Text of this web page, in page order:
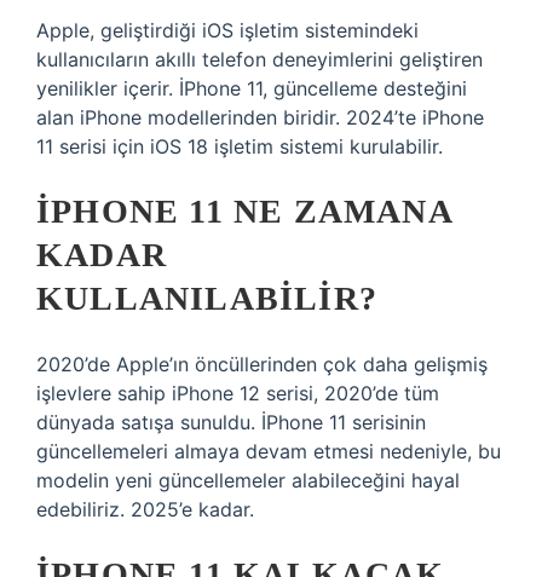
Apple, geliştirdiği iOS işletim sistemindeki
kullanıcıların akıllı telefon deneyimlerini geliştiren
yenilikler içerir. İPhone 11, güncelleme desteğini
alan iPhone modellerinden biridir. 2024’te iPhone
11 serisi için iOS 18 işletim sistemi kurulabilir.
IPHONE 11 NE ZAMANA
KADAR
KULLANILABILIR?
2020’de Apple’ın öncüllerinden çok daha gelişmiş
işlevlere sahip iPhone 12 serisi, 2020’de tüm
dünyada satışa sunuldu. İPhone 11 serisinin
güncellemeleri almaya devam etmesi nedeniyle, bu
modelin yeni güncellemeler alabileceğini hayal
edebiliriz. 2025’e kadar.